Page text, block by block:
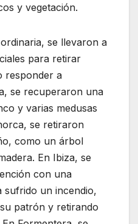
y vegetación.
se llevaron a
para retirar
responder a
se recuperaron una
y varias medusas
se retiraron
como un árbol
En Ibiza, se
con una
sufrido un incendio,
patrón y retirando